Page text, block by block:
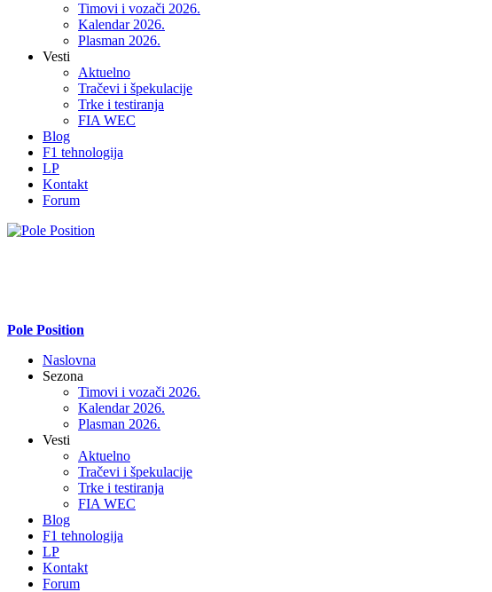
Timovi i vozači 2026.
Kalendar 2026.
Plasman 2026.
Vesti
Aktuelno
Tračevi i špekulacije
Trke i testiranja
FIA WEC
Blog
F1 tehnologija
LP
Kontakt
Forum
Pole Position
Naslovna
Sezona
Timovi i vozači 2026.
Kalendar 2026.
Plasman 2026.
Vesti
Aktuelno
Tračevi i špekulacije
Trke i testiranja
FIA WEC
Blog
F1 tehnologija
LP
Kontakt
Forum